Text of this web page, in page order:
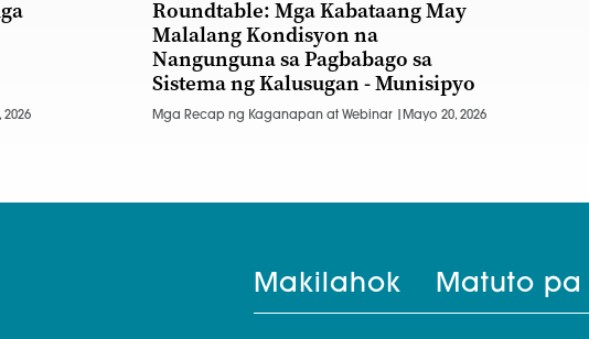
2026
Roundtable: Mga Kabataang May
Malalang Kondisyon na
Nangunguna sa Pagbabago sa
Sistema ng Kalusugan - Munisipyo
Mga Recap ng Kaganapan at Webinar | Mayo 20, 2026
Makilahok Matuto pa